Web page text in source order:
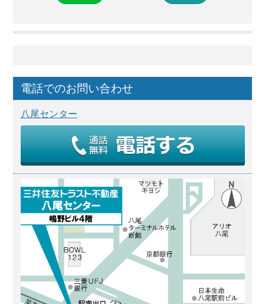
電話でのお問い合わせ
八尾センター